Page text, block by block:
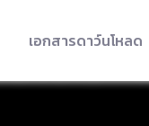
เอกสารดาว์นโหลด